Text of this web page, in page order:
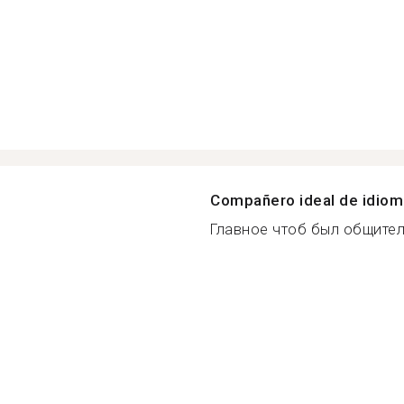
Compañero ideal de
Главное чтоб был